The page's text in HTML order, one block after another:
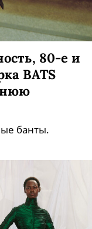
80-е и
BATS
банты.